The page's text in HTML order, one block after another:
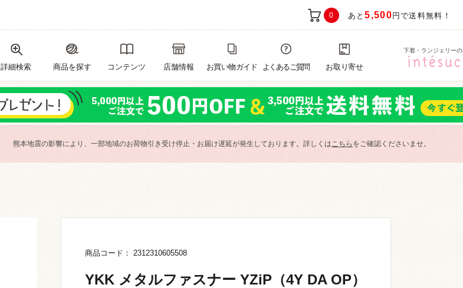
0 あと5,500 円で送料無料！
詳細検索 商品を探す コンテンツ 店舗情報 お買い物ガイド よくあるご質問 お取り寄せ
下着・ランジェリー
熊本地震の影響により、一部地域のお荷物引き受け停止・お届け遅延が発生しております。詳しくはこちら をご確認くださいませ。
商品コード： 2312310605508
YKK メタルファスナー YZiP（4Y DA OP）